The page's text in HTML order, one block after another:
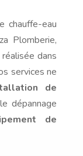
chauffe-eau
Plomberie,
dans
services ne
de
dépannage
de